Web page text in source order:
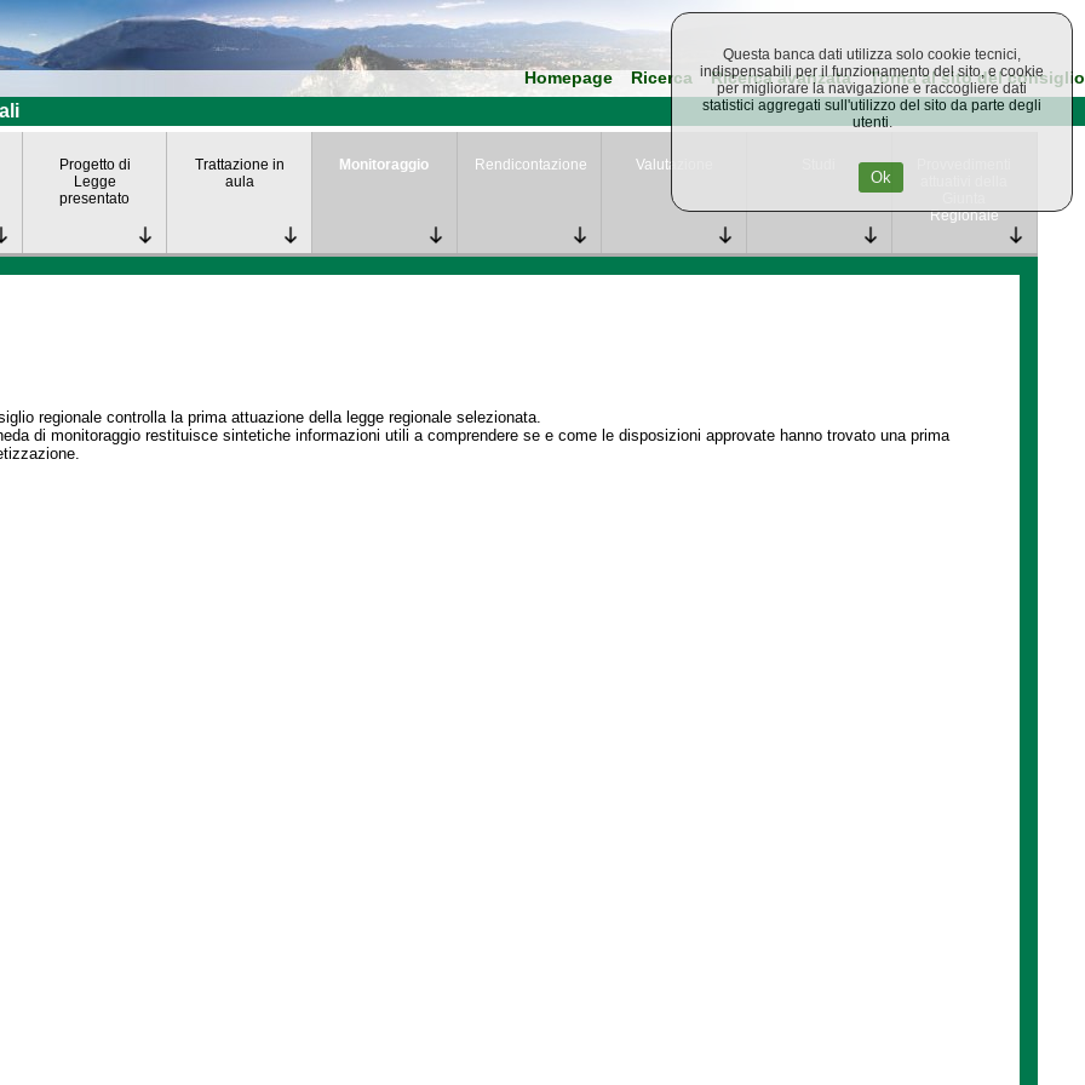
Homepage Ricerca Ricerca avanzata Torna al sito del consiglio
Progetto di
Legge
presentato
Trattazione in
aula
Monitoraggio Rendicontazione Valutazione
Regionale
regionale controlla la prima attuazione della legge regionale selezionata.
di monitoraggio restituisce sintetiche informazioni utili a comprendere se e come le disposizioni approvate hanno trovato una prima
Questa banca dati utilizza solo cookie tecnici,
indispensabili per il funzionamento del sito, e cookie
per migliorare la navigazione e raccogliere dati
statistici aggregati sull'utilizzo del sito da parte degli
utenti.
Ok